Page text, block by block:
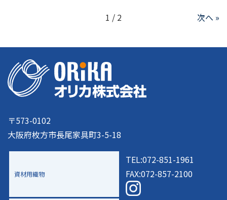
1 / 2 次へ »
〒573-0102
大阪府枚方市長尾家具町3-5-18
資材用織物
TEL:072-851-1961
FAX:072-857-2100